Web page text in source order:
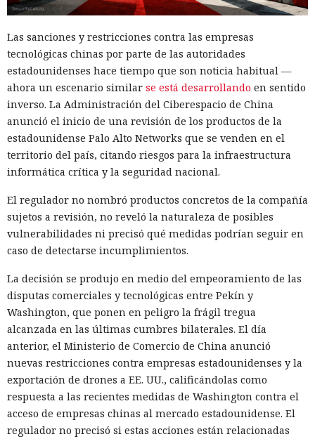
Las sanciones y restricciones contra las empresas
tecnológicas chinas por parte de las autoridades
estadounidenses hace tiempo que son noticia habitual —
ahora un escenario similar se está desarrollando en sentido
inverso. La Administración del Ciberespacio de China
anunció el inicio de una revisión de los productos de la
estadounidense Palo Alto Networks que se venden en el
territorio del país, citando riesgos para la infraestructura
informática crítica y la seguridad nacional.
El regulador no nombró productos concretos de la compañía
sujetos a revisión, no reveló la naturaleza de posibles
vulnerabilidades ni precisó qué medidas podrían seguir en
caso de detectarse incumplimientos.
La decisión se produjo en medio del empeoramiento de las
disputas comerciales y tecnológicas entre Pekín y
Washington, que ponen en peligro la frágil tregua
alcanzada en las últimas cumbres bilaterales. El día
anterior, el Ministerio de Comercio de China anunció
nuevas restricciones contra empresas estadounidenses y la
exportación de drones a EE. UU., calificándolas como
respuesta a las recientes medidas de Washington contra el
acceso de empresas chinas al mercado estadounidense. El
regulador no precisó si estas acciones están relacionadas